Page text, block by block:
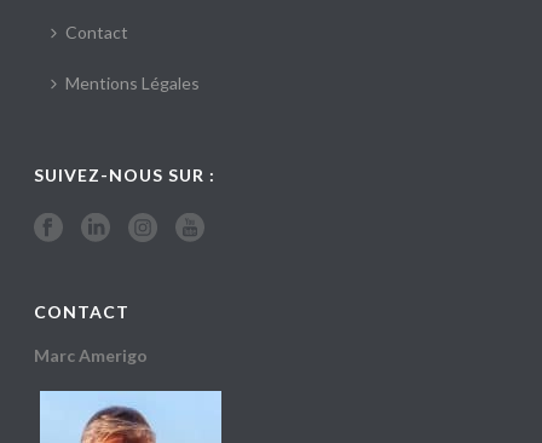
Contact
Mentions Légales
SUIVEZ-NOUS SUR :
CONTACT
Marc Amerigo